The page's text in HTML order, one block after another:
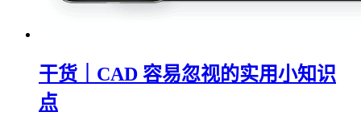
干货｜CAD 容易忽视的实用小知识
点